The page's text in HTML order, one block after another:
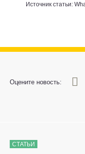
Источник статьи:
Оцените новость:
0
1 3
СТАТЬИ